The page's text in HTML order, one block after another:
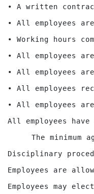
• A written
• All employees
• Working hours
• All employees
• All employees
• All employees
• All employees
All employees
The
Disciplinary
Employees are
Employees may